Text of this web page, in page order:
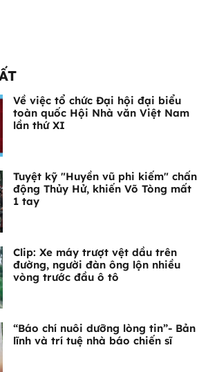
Về việc tổ chức Đại hội đại biểu
toàn quốc Hội Nhà văn Việt Nam
lần thứ XI
Tuyệt kỹ "Huyền vũ phi kiếm" chấn
động Thủy Hử, khiến Võ Tòng mất
1 tay
Clip: Xe máy trượt vệt dầu trên
đường, người đàn ông lộn nhiều
vòng trước đầu ô tô
“Báo chí nuôi dưỡng lòng tin”- Bản
lĩnh và trí tuệ nhà báo chiến sĩ